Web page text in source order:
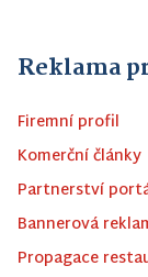
Reklama
Firemní profil
Komerční články
Partnerství
Bannerová
Propagace